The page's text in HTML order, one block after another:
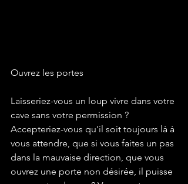
Ouvrez les portes
Laisseriez-vous un loup vivre dans votre
cave sans votre permission ?
Accepteriez-vous qu'il soit toujours là à
vous attendre, que si vous faites un pas
dans la mauvaise direction, que vous
ouvrez une porte non désirée, il puisse